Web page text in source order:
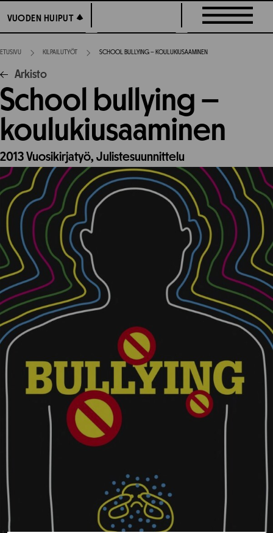
suoraan
sisältöön
VUODEN HUIPUT
VUODEN HUIPUT
ETUSIVU KILPAILUTYÖT SCHOOL BULLYING – KOULUKIUSAAMINEN
Arkisto
School bullying –
koulukiusaaminen
2013Vuosikirjatyö, Julistesuunnittelu